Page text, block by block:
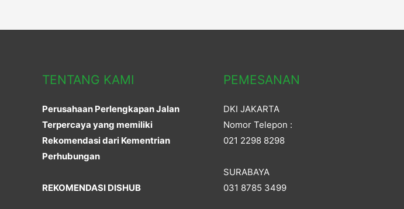
TENTANG KAMI
Perusahaan Perlengkapan Jalan
Terpercaya yang memiliki
Rekomendasi dari Kementrian
Perhubungan
REKOMENDASI DISHUB
PEMESANAN
DKI JAKARTA
Nomor Telepon :
021 2298 8298
SURABAYA
031 8785 3499